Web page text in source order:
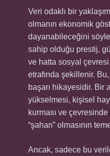
Veri odaklı bir
olmanın ekonomik
dayanabileceğini
sahip olduğu prestij,
ve hatta sosyal çevresi,
etrafında şekillenir.
başarı hikayesidir. Bir
yükselmesi, kişisel
kurması ve
“şahan” olmasının
Ancak, sadece bu